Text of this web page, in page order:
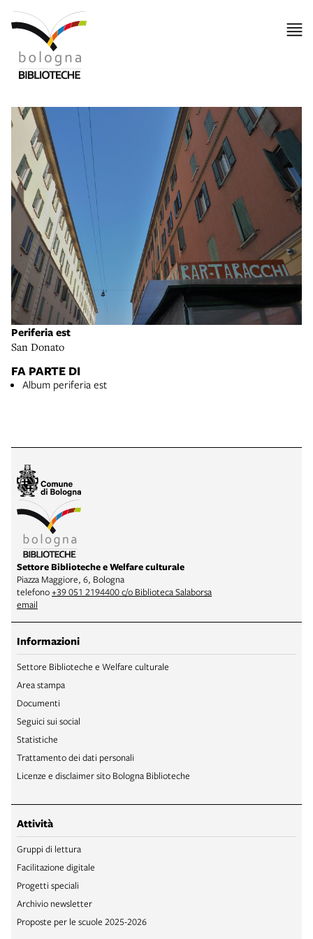
Periferia est
San Donato
FA PARTE DI
Album periferia est
Settore Biblioteche e Welfare culturale
Piazza Maggiore, 6, Bologna
telefono+39 051 2194400 c/o Biblioteca Salaborsa
email
Informazioni
Settore Biblioteche e Welfare culturale
Area stampa
Documenti
Seguici sui social
Statistiche
Trattamento dei dati personali
Licenze e disclaimer sito Bologna Biblioteche
Attività
Gruppi di lettura
Facilitazione digitale
Progetti speciali
Archivio newsletter
Proposte per le scuole 2025-2026